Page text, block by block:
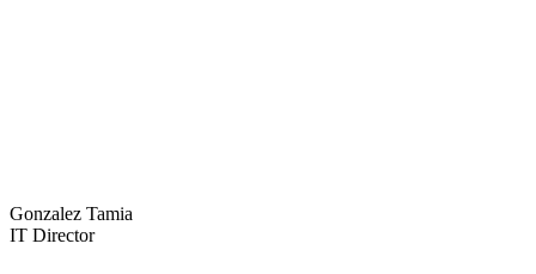
Gonzalez Tamia
IT Director